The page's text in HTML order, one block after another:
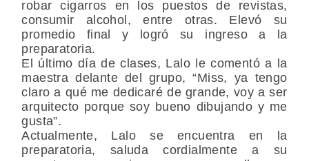
robar cigarros en los puestos de revistas,
consumir alcohol, entre otras. Elevó su
promedio final y logró su ingreso a la
preparatoria.
El último día de clases, Lalo le comentó a la
maestra delante del grupo, “Miss, ya tengo
claro a qué me dedicaré de grande, voy a ser
arquitecto porque soy bueno dibujando y me
gusta”.
Actualmente, Lalo se encuentra en la
preparatoria, saluda cordialmente a su